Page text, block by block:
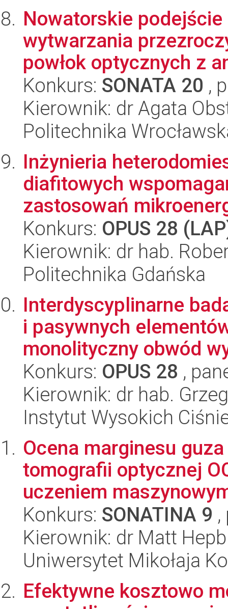
Nowatorskie
wytwarzania
powłok optycznych z
Konkurs: SONATA 20 ,
Kierownik: dr Agata
Politechnika
Inżynieria
diafitowych
zastosowań
Konkurs: OPUS 28
Kierownik: dr hab.
Politechnika Gdańska
Interdyscyplinarne
i pasywnych
monolityczny obwód
Konkurs: OPUS 28 ,
Kierownik: dr hab.
Instytut Wysokich
Ocena marginesu
tomografii optycznej
uczeniem
Konkurs: SONATINA 9
Kierownik: dr Matt
Uniwersytet Mikołaja
Efektywne kosztowo